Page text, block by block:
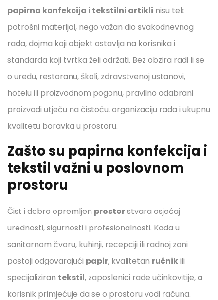
papirna konfekcija i tekstilni artikli nisu tek
potrošni materijal, nego važan dio svakodnevnog
rada, dojma koji objekt ostavlja na korisnika i
standarda koji tvrtka želi održati. Bez obzira radi li se
o uredu, restoranu, školi, zdravstvenoj ustanovi,
hotelu ili proizvodnom pogonu, pravilno odabrani
proizvodi utječu na čistoću, organizaciju rada i ukupnu
kvalitetu boravka u prostoru.
Zašto su papirna konfekcija i
tekstil važni u poslovnom
prostoru
Čist i dobro opremljen prostorstvara osjećaj
urednosti, sigurnosti i profesionalnosti. Kada u
sanitarnom čvoru, kuhinji, recepciji ili radnoj zoni
postoji odgovarajući papir, kvalitetan ručnikili
specijaliziran tekstil, zaposlenici rade učinkovitije, a
korisnik primjećuje da se o prostoru vodi računa.